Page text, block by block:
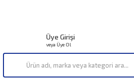
Üye Girişi
veya Üye Ol